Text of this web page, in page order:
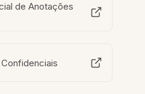
de Anotações